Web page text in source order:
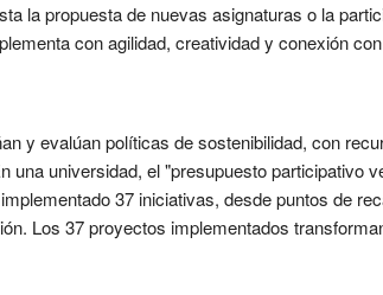
la propuesta de nuevas asignaturas o la
con agilidad, creatividad y conexión
y evalúan políticas de sostenibilidad, con
universidad, el "presupuesto participativo
37 iniciativas, desde puntos de
Los 37 proyectos implementados